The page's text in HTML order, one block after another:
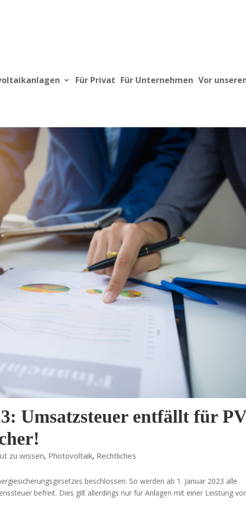
Für Privat Für Unternehmen Vor
Umsatzsteuer entfällt für
zu wissen, Photovoltaik, Rechtliches
beschlossen. So werden ab 1. Januar 2023 alle
befreit. Dies gilt allerdings nur für Anlagen mit einer Leistung